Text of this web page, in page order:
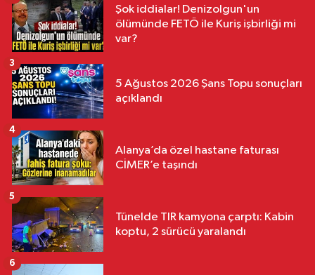
Şok iddialar! Denizolgun'un
ölümünde FETÖ ile Kuriş işbirliği mi
var?
5 Ağustos 2026 Şans Topu sonuçları
açıklandı
3
Alanya’da özel hastane faturası
CİMER’e taşındı
4
Tünelde TIR kamyona çarptı: Kabin
koptu, 2 sürücü yaralandı
5
6